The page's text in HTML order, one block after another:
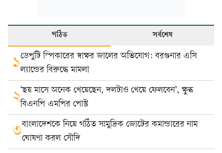
পঠিত সর্বশেষ
১ডেপুটি স্পিকারের স্বাক্ষর জালের অভিযোগ: বরগুনার এসি
ল্যান্ডের বিরুদ্ধে মামলা
২‘ছয় মাসে অনেক খেয়েছেন, দলটাও খেয়ে ফেলবেন’, ক্ষুব্ধ
বিএনপি এমপির পোস্ট
৩বাংলাদেশকে নিয়ে গঠিত সামুদ্রিক জোটের কমান্ডারের নাম
ঘোষণা করল সৌদি